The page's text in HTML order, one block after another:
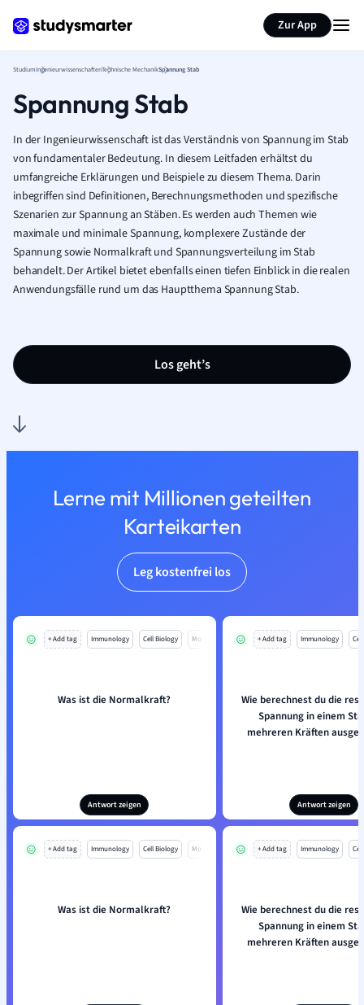
Zur App
StudiumIngenieurwissenschaftenTechnische MechanikSpannung Stab
Spannung Stab
In der Ingenieurwissenschaft ist das Verständnis von Spannung im Stab
von fundamentaler Bedeutung. In diesem Leitfaden erhältst du
umfangreiche Erklärungen und Beispiele zu diesem Thema. Darin
inbegriffen sind Definitionen, Berechnungsmethoden und spezifische
Szenarien zur Spannung an Stäben. Es werden auch Themen wie
maximale und minimale Spannung, komplexere Zustände der
Spannung sowie Normalkraft und Spannungsverteilung im Stab
behandelt. Der Artikel bietet ebenfalls einen tiefen Einblick in die realen
Anwendungsfälle rund um das Hauptthema Spannung Stab.
Los geht’s
Lerne mit Millionen geteilten
Karteikarten
Leg kostenfrei los
+ Add tag Immunology Cell Biology Mo
Was ist die Normalkraft?
Antwort zeigen
+ Add tag Immunology
Wie berechnest du die
Spannung in einem
mehreren Kräften
Antwort zeigen
+ Add tag Immunology Cell Biology Mo
Was ist die Normalkraft?
+ Add tag Immunology
Wie berechnest du die
Spannung in einem
mehreren Kräften